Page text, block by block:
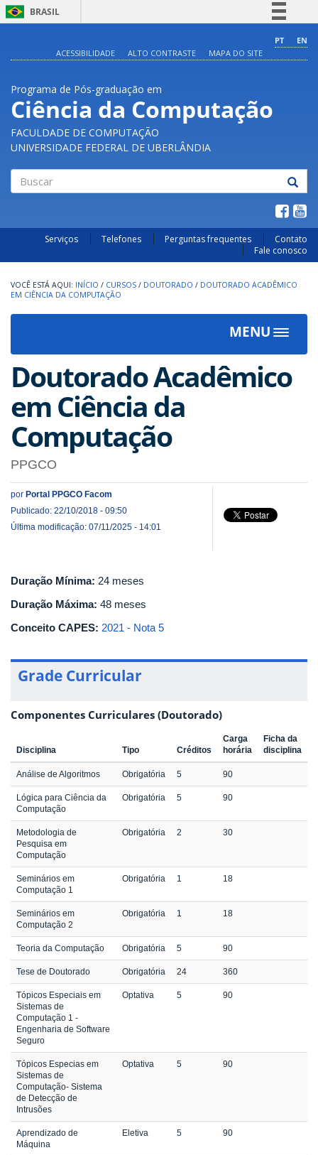
BRASIL
Comunica BR
Acesso à informação
Legislação
PT
EN
ACESSIBILIDADE
ALTO CONTRASTE MAPA DO SITE
Programa de Pós-graduação em
Ciência da Computação
FACULDADE DE COMPUTAÇÃO
UNIVERSIDADE FEDERAL DE UBERLÂNDIA
Serviços Telefones Perguntas frequentes
Contato
Fale conosco
INÍCIO / CURSOS / DOUTORADO / DOUTORADO ACADÊMICO
EM CIÊNCIA DA COMPUTAÇÃO
MENU
Toggle
Doutorado Acadêmico
em Ciência da
Computação
PPGCO
por Portal PPGCO Facom
Publicado: 22/10/2018 - 09:50
Última modificação: 07/11/2025 - 14:01
Duração Mínima: 24 meses
Duração Máxima: 48 meses
Conceito CAPES: 2021 - Nota 5
Grade Curricular
Componentes Curriculares (Doutorado)
Disciplina Tipo Créditos
Carga
horária
Ficha da
disciplina
Análise de Algoritmos Obrigatória 5 90
Lógica para Ciência da
Computação
Obrigatória 5 90
Metodologia de
Pesquisa em
Computação
Obrigatória 2 30
Seminários em
Computação 1
Obrigatória 1 18
Seminários em
Computação 2
Obrigatória 1 18
Teoria da Computação Obrigatória 5 90
Tese de Doutorado Obrigatória 24 360
Tópicos Especiais em
Sistemas de
Computação 1 -
Engenharia de Software
Seguro
Optativa 5 90
Tópicos Especias em
Sistemas de
Computação- Sistema
de Detecção de
Intrusões
Optativa 5 90
Aprendizado de
Máquina
Eletiva 5 90